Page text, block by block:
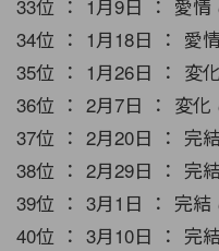
33位 ： 1月9日 ： 愛情
34位 ： 1月18日 ： 愛
35位 ： 1月26日 ： 変
36位 ： 2月7日 ： 変化
37位 ： 2月20日 ： 完
38位 ： 2月29日 ： 完
39位 ： 3月1日 ： 完結
40位 ： 3月10日 ： 完